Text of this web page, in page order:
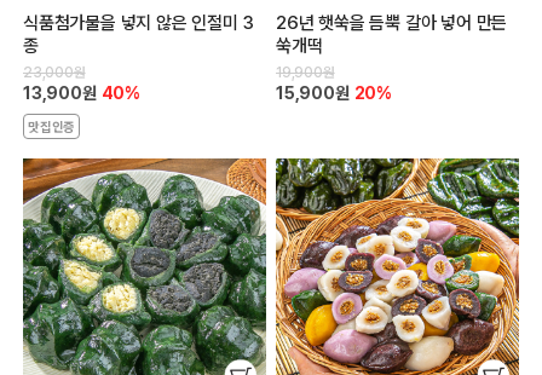
식품첨가물을 넣지 않은 인절미 3
종
23,000원
13,900원 40%
맛집인증
26년 햇쑥을 듬뿍 갈아 넣어 만든
쑥개떡
19,900원
15,900원 20%